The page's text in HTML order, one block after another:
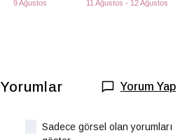
9 Ağustos 11 Ağustos - 12 Ağustos
Yorumlar Yorum Yap
Sadece görsel olan yorumları